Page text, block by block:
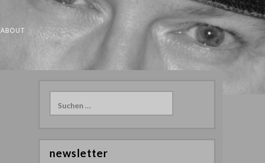
ABOUT
newsletter